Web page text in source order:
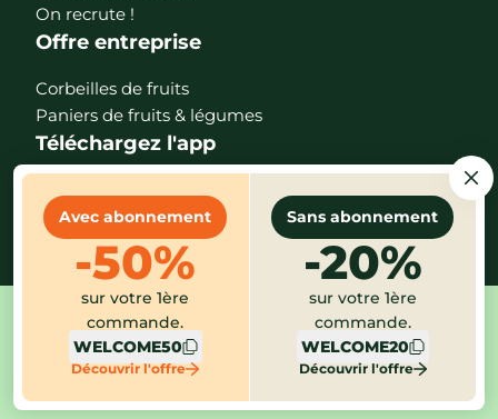
Avec abonnement
-50%
sur votre 1ère
commande.
WELCOME50
Découvrir l'offre
Sans abonnement
-20%
sur votre 1ère
commande.
WELCOME20
Découvrir l'offre
On recrute !
Offre entreprise
Corbeilles de fruits
Paniers de fruits & légumes
Téléchargez l'app
Mentions légalesCGVProtection des données
Gestion des cookiesIndex égalité
Alerte éthique
Paramètres des cookies
©2026 Potager City - version 2.30.1